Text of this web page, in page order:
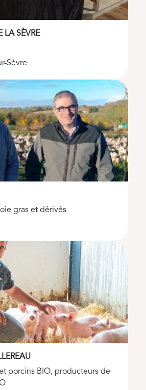
LA SÈVRE
Sèvre
gras et dérivés
porcins BIO, producteurs de